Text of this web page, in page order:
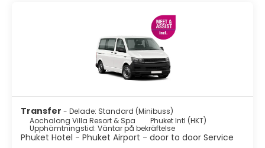
Transfer - Delade: Standard (Minibuss)
Aochalong Villa Resort & Spa
Phuket Intl (HKT)
Upphämtningstid: Väntar på bekräftelse
Phuket Hotel - Phuket Airport - door to door Service